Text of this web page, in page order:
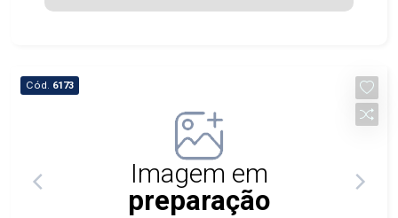
Cód. 6173
Imagem em
preparação